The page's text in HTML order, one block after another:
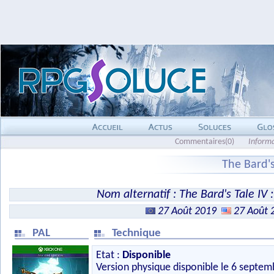
Commentaires(0)
The
Nom alternatif : The Bard's Tale IV
27 Août 2019
27 Août
PAL
Technique
Etat : Disponible
Version physique disponible le 6